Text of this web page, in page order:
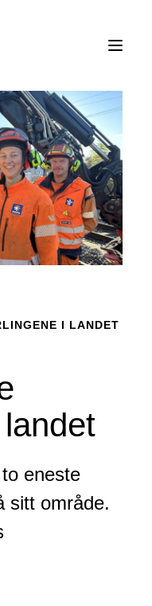
I LANDET
eneste
sitt område.